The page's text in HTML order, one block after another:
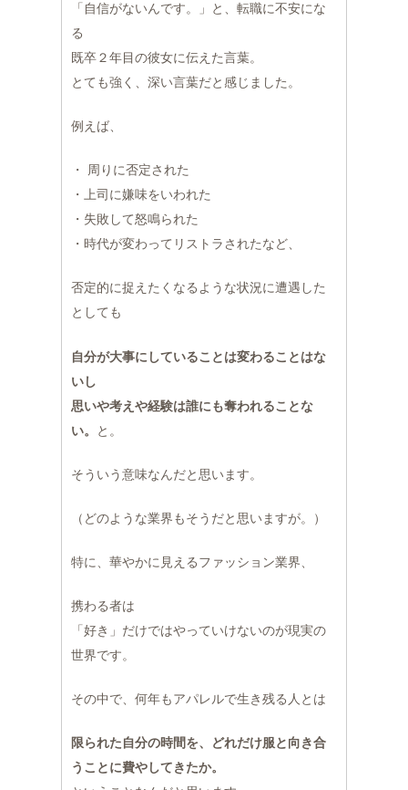
「自信がないんです。」と、転職に不安にな
る
既卒２年目の彼女に伝えた言葉。
とても強く、深い言葉だと感じました。
例えば、
・ 周りに否定された
・上司に嫌味をいわれた
・失敗して怒鳴られた
・時代が変わってリストラされたなど、
否定的に捉えたくなるような状況に遭遇した
としても
自分が大事にしていることは変わることはな
いし
思いや考えや経験は誰にも奪われることな
い。
と。
そういう意味なんだと思います。
（どのような業界もそうだと思いますが。）
特に、華やかに見えるファッション業界、
携わる者は
「好き」だけではやっていけないのが現実の
世界です。
その中で、何年もアパレルで生き残る人とは
限られた自分の時間を、どれだけ服と向き合
うことに費やしてきたか。